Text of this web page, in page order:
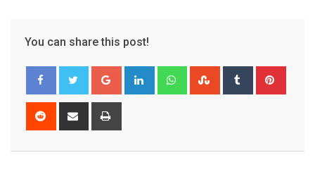
You can share this post!
Google+ LinkedIn WhatsappStumbleUpon
Tumblr
Reddit
Share